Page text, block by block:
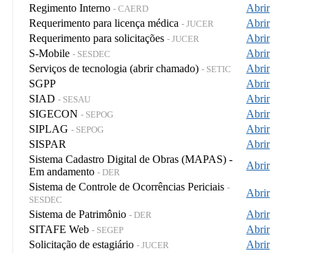
Regimento Interno - CAERD
Abrir
Requerimento para licença médica - JUCER
Abrir
Requerimento para solicitações - JUCER
Abrir
S-Mobile - SESDEC
Abrir
Serviços de tecnologia (abrir chamado) - SETIC
Abrir
SGPP
Abrir
SIAD - SESAU
Abrir
SIGECON - SEPOG
Abrir
SIPLAG - SEPOG
Abrir
SISPAR
Abrir
Sistema Cadastro Digital de Obras (MAPAS) -
Em andamento - DER
Abrir
Sistema de Controle de Ocorrências Periciais -
SESDEC
Abrir
Sistema de Patrimônio - DER
Abrir
SITAFE Web - SEGEP
Abrir
Solicitação de estagiário - JUCER
Abrir